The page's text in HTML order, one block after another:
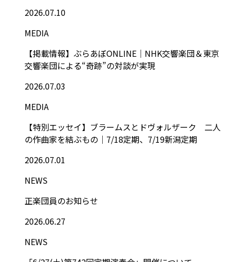
2026.07.10
MEDIA
【掲載情報】ぶらあぼONLINE｜NHK交響楽団＆東京
交響楽団による“奇跡”の対談が実現
2026.07.03
MEDIA
【特別エッセイ】ブラームスとドヴォルザーク 二人
の作曲家を結ぶもの｜7/18定期、7/19新潟定期
2026.07.01
NEWS
正楽団員のお知らせ
2026.06.27
NEWS